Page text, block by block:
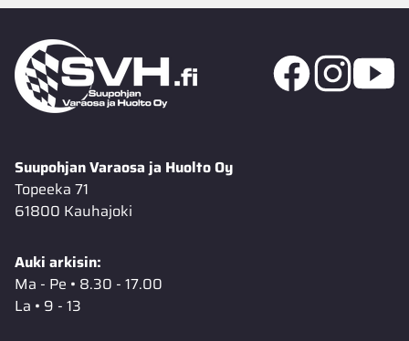
Suupohjan Varaosa ja Huolto Oy
Topeeka 71
61800 Kauhajoki
Auki arkisin:
Ma - Pe • 8.30 - 17.00
La • 9 - 13